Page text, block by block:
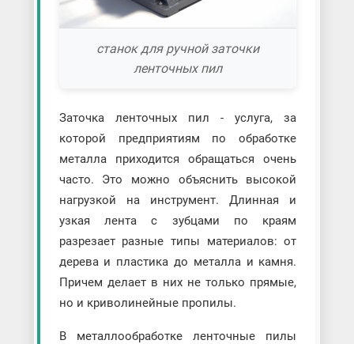
станок для ручной заточки
ленточных пил
Заточка ленточных пил - услуга, за
которой предприятиям по обработке
металла приходится обращаться очень
часто. Это можно объяснить высокой
нагрузкой на инструмент. Длинная и
узкая лента с зубцами по краям
разрезает разные типы материалов: от
дерева и пластика до металла и камня.
Причем делает в них не только прямые,
но и криволинейные пропилы.
В металлообработке ленточные пилы